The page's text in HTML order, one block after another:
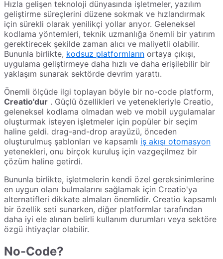
Hızla gelişen teknoloji dünyasında işletmeler, yazılım
geliştirme süreçlerini düzene sokmak ve hızlandırmak
için sürekli olarak yenilikçi yollar arıyor. Geleneksel
kodlama yöntemleri, teknik uzmanlığa önemli bir yatırım
gerektirecek şekilde zaman alıcı ve maliyetli olabilir.
Bununla birlikte, kodsuz platformların ortaya çıkışı,
uygulama geliştirmeye daha hızlı ve daha erişilebilir bir
yaklaşım sunarak sektörde devrim yarattı.
Önemli ölçüde ilgi toplayan böyle bir no-code platform,
Creatio'dur . Güçlü özellikleri ve yetenekleriyle Creatio,
geleneksel kodlama olmadan web ve mobil uygulamalar
oluşturmak isteyen işletmeler için popüler bir seçim
haline geldi. drag-and-drop arayüzü, önceden
oluşturulmuş şablonları ve kapsamlı iş akışı otomasyon
yetenekleri, onu birçok kuruluş için vazgeçilmez bir
çözüm haline getirdi.
Bununla birlikte, işletmelerin kendi özel gereksinimlerine
en uygun olanı bulmalarını sağlamak için Creatio'ya
alternatifleri dikkate almaları önemlidir. Creatio kapsamlı
bir özellik seti sunarken, diğer platformlar tarafından
daha iyi ele alınan belirli kullanım durumları veya sektöre
özgü ihtiyaçlar olabilir.
No-Code?